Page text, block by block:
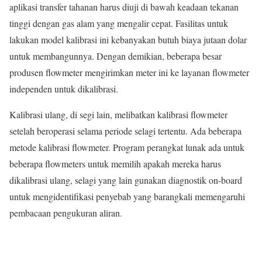
aplikasi transfer tahanan harus diuji di bawah keadaan tekanan
tinggi dengan gas alam yang mengalir cepat. Fasilitas untuk
lakukan model kalibrasi ini kebanyakan butuh biaya jutaan dolar
untuk membangunnya. Dengan demikian, beberapa besar
produsen flowmeter mengirimkan meter ini ke layanan flowmeter
independen untuk dikalibrasi.
Kalibrasi ulang, di segi lain, melibatkan kalibrasi flowmeter
setelah beroperasi selama periode selagi tertentu. Ada beberapa
metode kalibrasi flowmeter. Program perangkat lunak ada untuk
beberapa flowmeters untuk memilih apakah mereka harus
dikalibrasi ulang, selagi yang lain gunakan diagnostik on-board
untuk mengidentifikasi penyebab yang barangkali memengaruhi
pembacaan pengukuran aliran.